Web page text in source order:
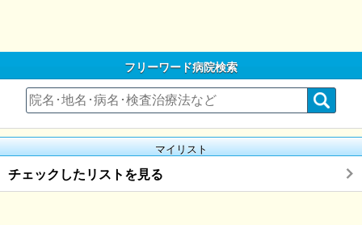
フリーワード病院検索
マイリスト
チェックしたリストを見る